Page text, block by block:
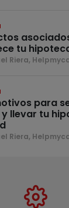
tu
Riera,
para
llevar tu
Riera,